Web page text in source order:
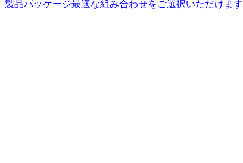
製品パッケージ最適な組み合わせをご選択いただけます